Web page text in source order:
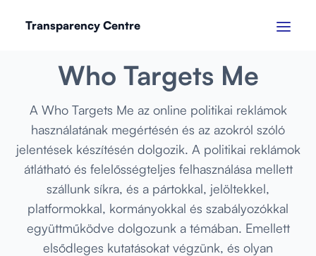
Transparency Centre
Who Targets Me
A Who Targets Me az online politikai reklámok
használatának megértésén és az azokról szóló
jelentések készítésén dolgozik. A politikai reklámok
átlátható és felelősségteljes felhasználása mellett
szállunk síkra, és a pártokkal, jelöltekkel,
platformokkal, kormányokkal és szabályozókkal
együttműködve dolgozunk a témában. Emellett
elsődleges kutatásokat végzünk, és olyan